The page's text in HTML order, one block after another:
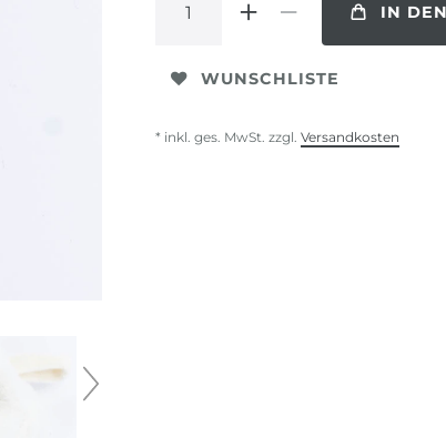
IN
WUNSCHLISTE
* inkl. ges. MwSt. zzgl. Versandkosten